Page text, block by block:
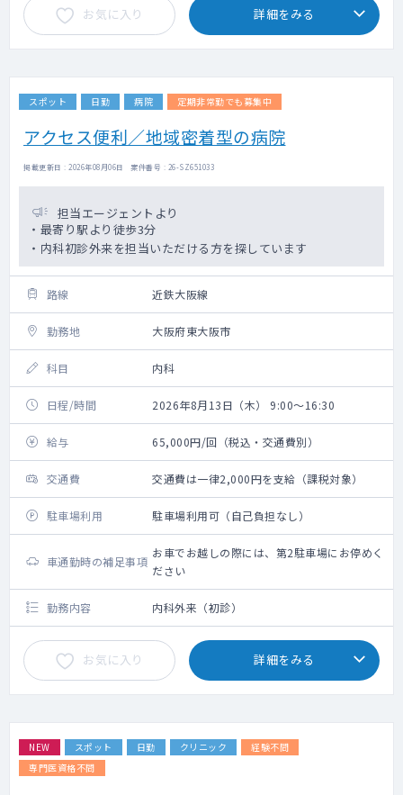
お気に入り 詳細をみる
スポット 日勤 病院 定期非常勤でも募集中
アクセス便利／地域密着型の病院
掲載更新日 : 2026年08月06日 案件番号 : 26-SZ651033
担当エージェントより
・最寄り駅より徒歩3分
・内科初診外来を担当いただける方を探しています
路線 近鉄大阪線
勤務地 大阪府東大阪市
科目 内科
日程/時間 2026年8月13日（木） 9:00～16:30
給与 65,000円/回（税込・交通費別）
交通費 交通費は一律2,000円を支給（課税対象）
駐車場利用 駐車場利用可（自己負担なし）
車通勤時の補足事項
お車でお越しの際には、第2駐車場にお停めく
ださい
勤務内容 内科外来（初診）
お気に入り 詳細をみる
NEW スポット 日勤 クリニック
経験不問
専門医資格不問